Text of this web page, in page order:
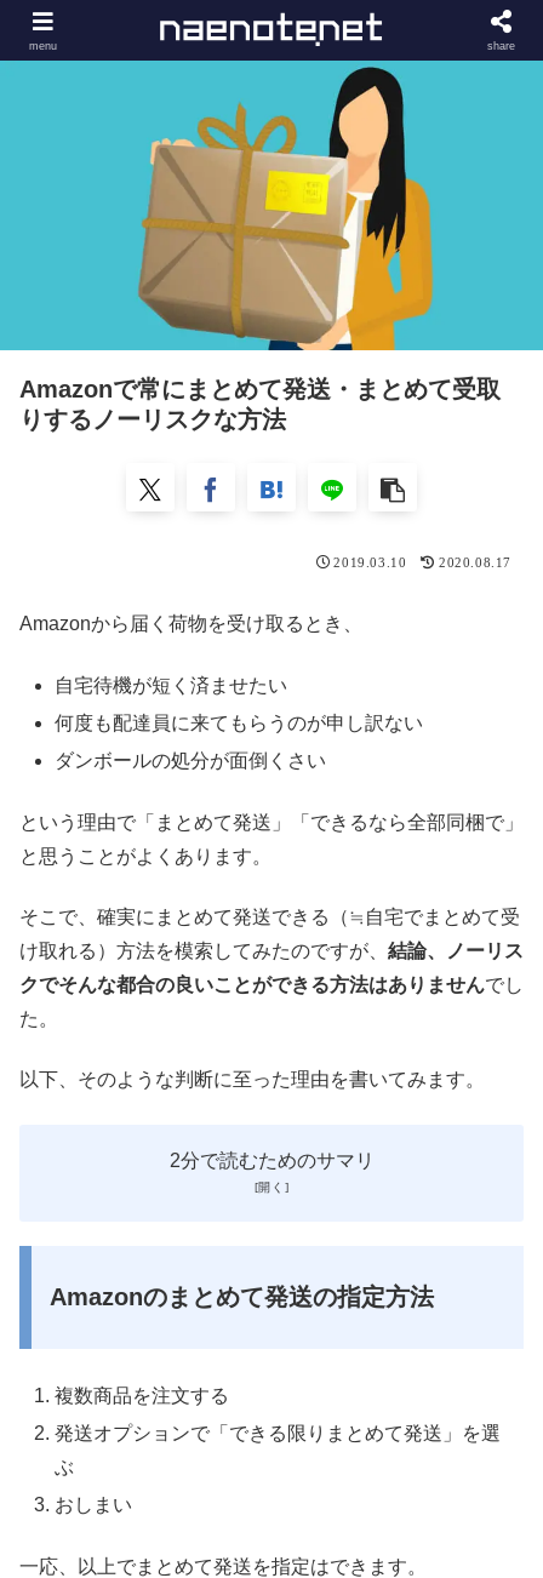
Amazonで常にまとめて発送・まとめて受取
りするノーリスクな方法
2019.03.10 2020.08.17
Amazonから届く荷物を受け取るとき、
自宅待機が短く済ませたい
何度も配達員に来てもらうのが申し訳ない
ダンボールの処分が面倒くさい
という理由で「まとめて発送」「できるなら全部同梱で」
と思うことがよくあります。
そこで、確実にまとめて発送できる（≒自宅でまとめて受
け取れる）方法を模索してみたのですが、 結論、ノーリス
クでそんな都合の良いことができる方法はありませんでし
た。
以下、そのような判断に至った理由を書いてみます。
2分で読むためのサマリ
Amazonのまとめて発送の指定方法
複数商品を注文する
発送オプションで「できる限りまとめて発送」を選
ぶ
おしまい
一応、以上でまとめて発送を指定はできます。
menu share